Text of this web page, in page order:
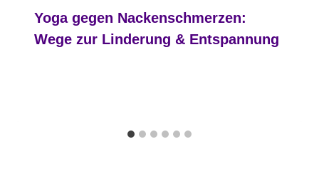
Yoga gegen Nackenschmerzen:
Wege zur Linderung & Entspannung